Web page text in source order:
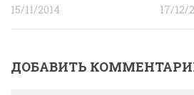
15/11/2014 17/12/
ДОБАВИТЬ